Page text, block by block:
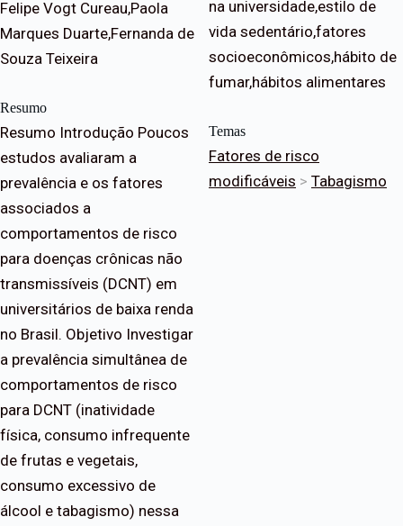
Felipe Vogt Cureau,Paola
Marques Duarte,Fernanda de
Souza Teixeira
Resumo
Resumo Introdução Poucos
estudos avaliaram a
prevalência e os fatores
associados a
comportamentos de risco
para doenças crônicas não
transmissíveis (DCNT) em
universitários de baixa renda
no Brasil. Objetivo Investigar
a prevalência simultânea de
comportamentos de risco
para DCNT (inatividade
física, consumo infrequente
de frutas e vegetais,
consumo excessivo de
álcool e tabagismo) nessa
na universidade,estilo de
vida sedentário,fatores
socioeconômicos,hábito de
fumar,hábitos alimentares
Temas
Fatores de risco
modificáveis > Tabagismo